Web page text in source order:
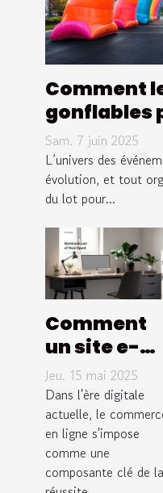
Comment
gonflables
booster
lors
Sam. 7 juin 2025
L’univers des
évolution, et tout
du lot pour...
Comment
un site e-
commerce
sur mesure
peut
dynamiser
vos ventes
en ligne
Jeu. 15 mai 2025
Dans l'ère digitale
actuelle, le
en ligne s'impose
comme une
composante clé de la